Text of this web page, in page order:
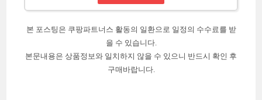
본 포스팅은 쿠팡파트너스 활동의 일환으로 일정의 수수료를 받
을 수 있습니다.
본문내용은 상품정보와 일치하지 않을 수 있으니 반드시 확인 후
구매바랍니다.